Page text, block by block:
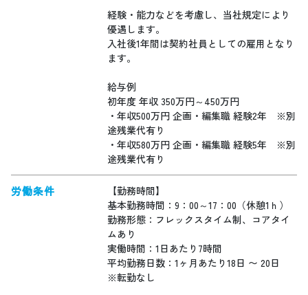
経験・能力などを考慮し、当社規定により
優遇します。
入社後1年間は契約社員としての雇用となり
ます。
給与例
初年度 年収 350万円～450万円
・年収500万円 企画・編集職 経験2年 ※別
途残業代有り
・年収580万円 企画・編集職 経験5年 ※別
途残業代有り
労働条件
【勤務時間】
基本勤務時間：9：00～17：00（休憩1ｈ）
勤務形態：フレックスタイム制、コアタイ
ムあり
実働時間：1日あたり7時間
平均勤務日数：1ヶ月あたり18日 〜 20日
※転勤なし